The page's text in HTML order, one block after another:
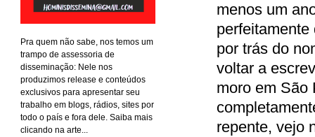
menos um
por trás do
voltar a
moro em
repente, vejo
Pra quem não sabe, nos temos um
trampo de assessoria de
disseminação: Nele nos
produzimos release e conteúdos
exclusivos para apresentar seu
trabalho em blogs, rádios, sites por
todo o país e fora dele. Saiba mais
clicando na arte...